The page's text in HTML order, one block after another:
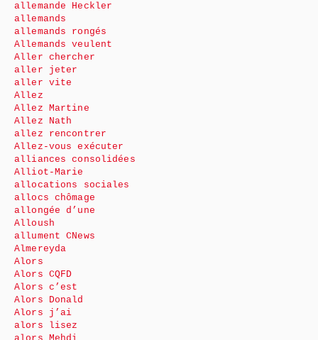
allemande Heckler
allemands
allemands rongés
Allemands veulent
Aller chercher
aller jeter
aller vite
Allez
Allez Martine
Allez Nath
allez rencontrer
Allez-vous exécuter
alliances consolidées
Alliot-Marie
allocations sociales
allocs chômage
allongée d’une
Alloush
allument CNews
Almereyda
Alors
Alors CQFD
Alors c’est
Alors Donald
Alors j’ai
alors lisez